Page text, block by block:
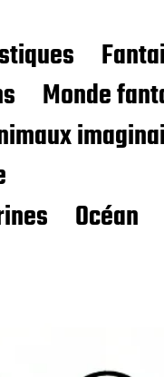
Monde
Océan